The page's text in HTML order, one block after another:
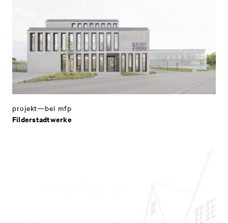
Filderstadtwerke
projekt—bei mfp